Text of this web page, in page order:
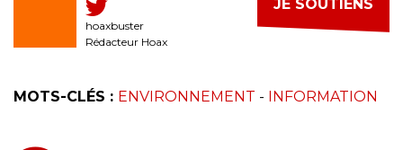
JE SOUTIENS
hoaxbuster
Rédacteur Hoax
MOTS-CLÉS : ENVIRONNEMENT - INFORMATION